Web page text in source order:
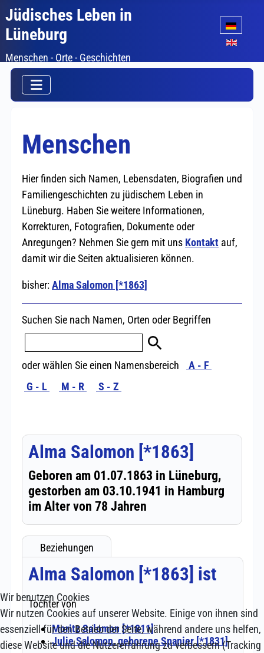
Jüdisches Leben in
Lüneburg
Menschen - Orte - Geschichten
Sprache
Wir benutzen Cookies
Wir nutzen Cookies auf unserer Website. Einige von ihnen sind
essenziell für den Betrieb der Seite, während andere uns helfen,
diese Website und die Nutzererfahrung zu verbessern (Tracking